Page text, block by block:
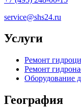
service@shs24.ru
Услуги
Ремонт
Ремонт
Оборудование
География